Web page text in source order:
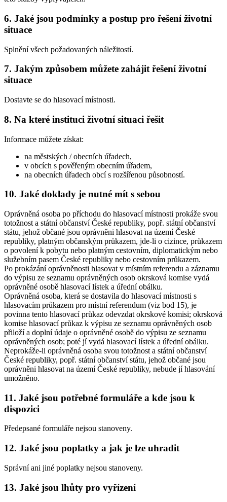
6. Jaké jsou podmínky a postup pro řešení životní
situace
Splnění všech požadovaných náležitostí.
7. Jakým způsobem můžete zahájit řešení životní
situace
Dostavte se do hlasovací místnosti.
8. Na které instituci životní situaci řešit
Informace můžete získat:
na městských / obecních úřadech,
v obcích s pověřeným obecním úřadem,
na obecních úřadech obcí s rozšířenou působností.
10. Jaké doklady je nutné mít s sebou
Oprávněná osoba po příchodu do hlasovací místnosti prokáže svou
totožnost a státní občanství České republiky, popř. státní občanství
státu, jehož občané jsou oprávněni hlasovat na území České
republiky, platným občanským průkazem, jde-li o cizince, průkazem
o povolení k pobytu nebo platným cestovním, diplomatickým nebo
služebním pasem České republiky nebo cestovním průkazem.
Po prokázání oprávněnosti hlasovat v místním referendu a záznamu
do výpisu ze seznamu oprávněných osob okrsková komise vydá
oprávněné osobě hlasovací lístek a úřední obálku.
Oprávněná osoba, která se dostavila do hlasovací místnosti s
hlasovacím průkazem pro místní referendum (viz bod 15), je
povinna tento hlasovací průkaz odevzdat okrskové komisi; okrsková
komise hlasovací průkaz k výpisu ze seznamu oprávněných osob
přiloží a doplní údaje o oprávněné osobě do výpisu ze seznamu
oprávněných osob; poté jí vydá hlasovací lístek a úřední obálku.
Neprokáže-li oprávněná osoba svou totožnost a státní občanství
České republiky, popř. státní občanství státu, jehož občané jsou
oprávněni hlasovat na území České republiky, nebude jí hlasování
umožněno.
11. Jaké jsou potřebné formuláře a kde jsou k
dispozici
Předepsané formuláře nejsou stanoveny.
12. Jaké jsou poplatky a jak je lze uhradit
Správní ani jiné poplatky nejsou stanoveny.
13. Jaké jsou lhůty pro vyřízení